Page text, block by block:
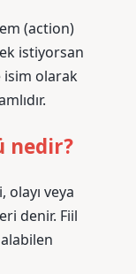
(action)
istiyorsan
isim olarak
nedir?
veya
denir. Fiil